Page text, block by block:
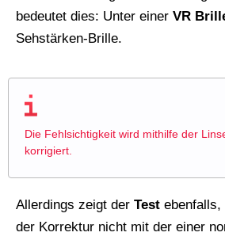
bedeutet dies: Unter einer VR
Sehstärken-Brille.
Die Fehlsichtigkeit wird mithilfe der
korrigiert.
Allerdings zeigt der Test ebenfalls,
der Korrektur nicht mit der einer